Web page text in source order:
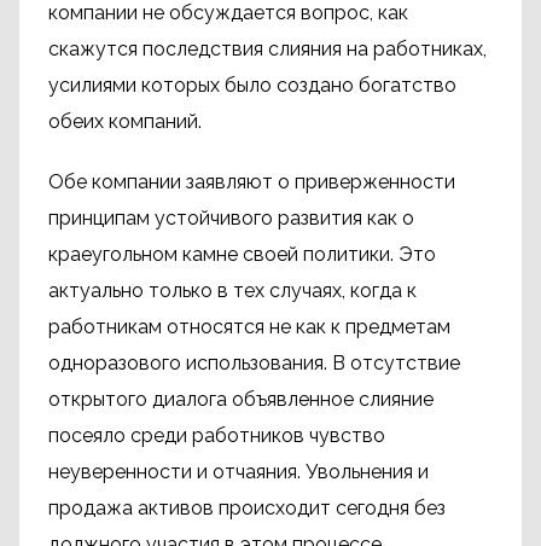
компании не обсуждается вопрос, как
скажутся последствия слияния на работниках,
усилиями которых было создано богатство
обеих компаний.
Обе компании заявляют о приверженности
принципам устойчивого развития как о
краеугольном камне своей политики. Это
актуально только в тех случаях, когда к
работникам относятся не как к предметам
одноразового использования. В отсутствие
открытого диалога объявленное слияние
посеяло среди работников чувство
неуверенности и отчаяния. Увольнения и
продажа активов происходит сегодня без